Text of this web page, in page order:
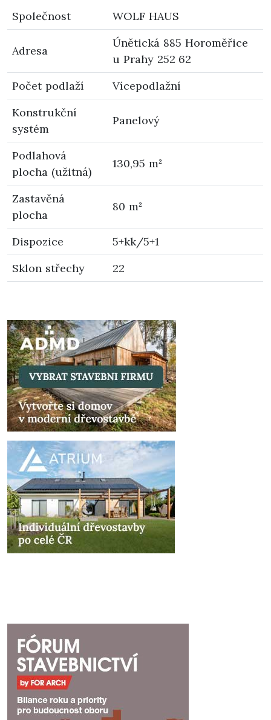
Společnost WOLF HAUS
Adresa
Únětická 885 Horoměřice
u Prahy 252 62
Počet podlaží
Vícepodlažní
Konstrukční
systém
Panelový
Podlahová
plocha (užitná)
130,95 m²
Zastavěná
plocha
80 m²
Dispozice
5+kk/5+1
Sklon střechy
22